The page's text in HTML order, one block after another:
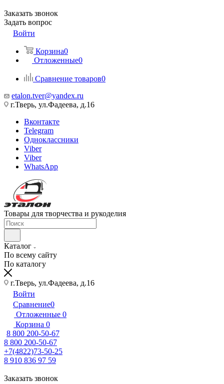
Заказать звонок
Задать вопрос
Войти
Корзина0
Отложенные0
Сравнение товаров0
etalon.tver@yandex.ru
г.Тверь, ул.Фадеева, д.16
Вконтакте
Telegram
Одноклассники
Viber
Viber
WhatsApp
Товары для творчества и рукоделия
Каталог
По всему сайту
По каталогу
г.Тверь, ул.Фадеева, д.16
Войти
Сравнение0
Отложенные 0
Корзина 0
8 800 200-50-67
8 800 200-50-67
+7(4822)73-50-25
8 910 836 97 59
Заказать звонок